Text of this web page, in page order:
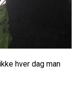
hver dag man